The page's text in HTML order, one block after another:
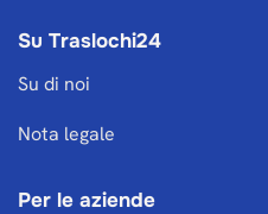
Su Traslochi24
Su di noi
Nota legale
Per le aziende